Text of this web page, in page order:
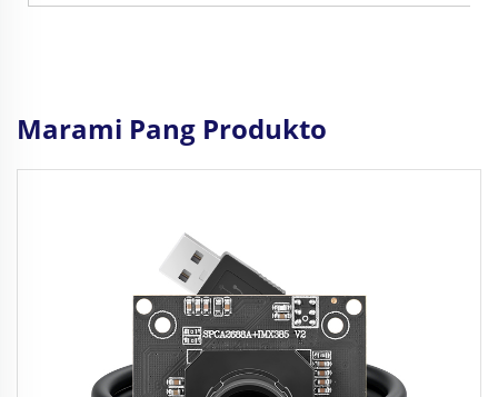
Marami Pang Produkto